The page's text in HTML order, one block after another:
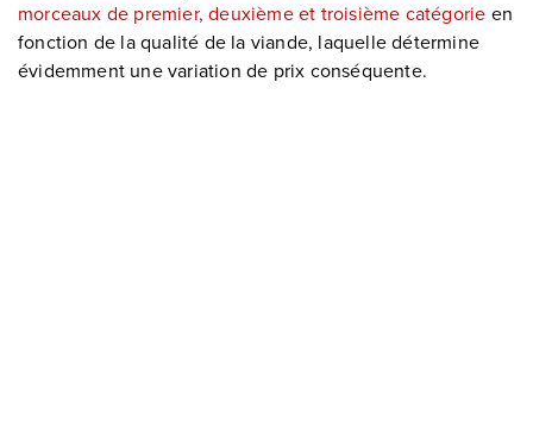
morceaux de premier, deuxième et troisième catégorie en
fonction de la qualité de la viande, laquelle détermine
évidemment une variation de prix conséquente.